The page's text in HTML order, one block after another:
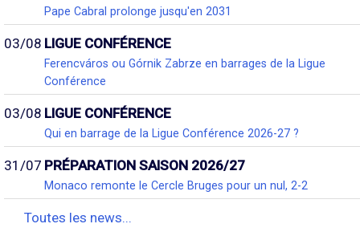
Pape Cabral prolonge jusqu'en 2031
03/08 LIGUE CONFÉRENCE
Ferencváros ou Górnik Zabrze en barrages de la Ligue
Conférence
03/08 LIGUE CONFÉRENCE
Qui en barrage de la Ligue Conférence 2026-27 ?
31/07 PRÉPARATION SAISON 2026/27
Monaco remonte le Cercle Bruges pour un nul, 2-2
Toutes les news...